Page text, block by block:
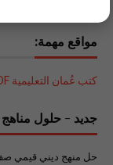
مواقع مهمة:
كتب عُمان التعليمية PDF محدثة 2026
جديد - حلول مناهج
حل منهج ديني قيمي